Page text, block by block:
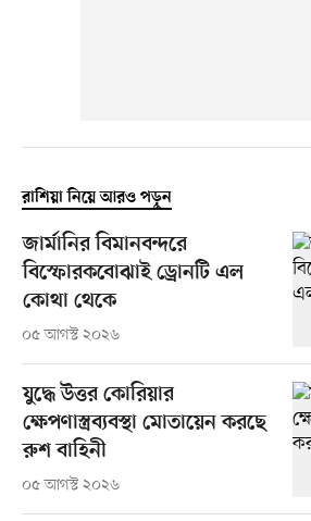
রাশিয়া নিয়ে আরও পড়ুন
জার্মানির বিমানবন্দরে
বিস্ফোরকবোঝাই ড্রোনটি এল
কোথা থেকে
০৫ আগস্ট ২০২৬
যুদ্ধে উত্তর কোরিয়ার
ক্ষেপণাস্ত্রব্যবস্থা মোতায়েন করছে
রুশ বাহিনী
০৫ আগস্ট ২০২৬